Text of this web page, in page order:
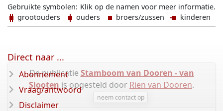
Klik op de namen voor meer informatie.
Gebruikte symbolen:
grootouders
ouders broers/zussen kinderen
De publicatie Stamboom van Dooren - van
Slooten is opgesteld door Rien van Dooren.
neem contact op
Direct naar ...
Abonnement
Vraag/antwoord
Disclaimer